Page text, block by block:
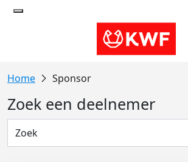
Sponsor
Zoek een deelnemer